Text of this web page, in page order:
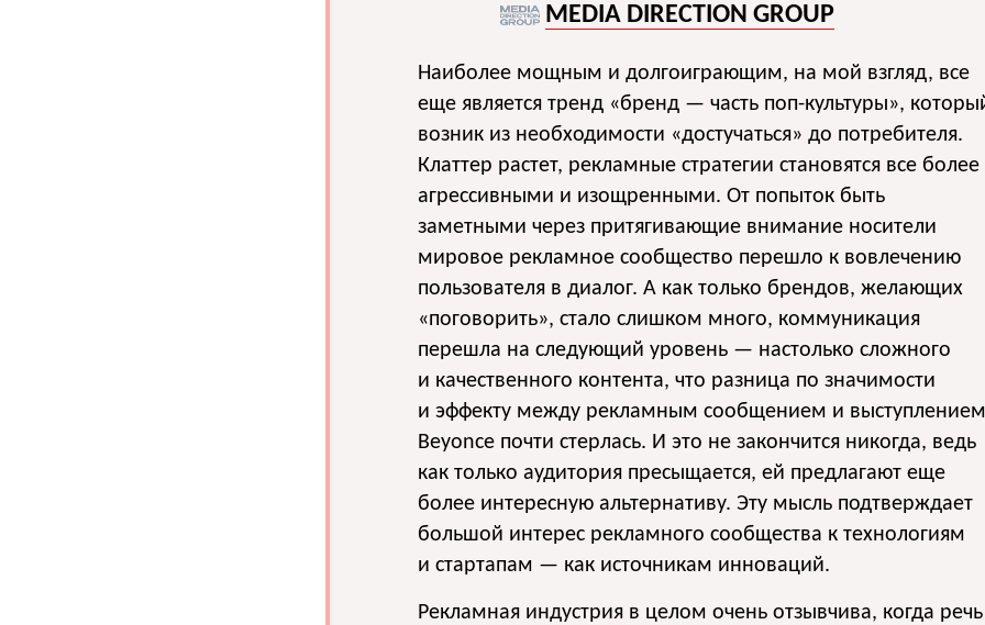
MEDIA DIRECTION GROUP
Наиболее мощным и долгоиграющим, на мой взгляд, все
еще является тренд «бренд — часть поп-культуры»,
возник из необходимости «достучаться» до потребителя.
Клаттер растет, рекламные стратегии становятся все более
агрессивными и изощренными. От попыток быть
заметными через притягивающие внимание носители
мировое рекламное сообщество перешло к вовлечению
пользователя в диалог. А как только брендов, желающих
«поговорить», стало слишком много, коммуникация
перешла на следующий уровень — настолько сложного
и качественного контента, что разница по значимости
и эффекту между рекламным сообщением и выступлением
Beyonce почти стерлась. И это не закончится никогда, ведь
как только аудитория пресыщается, ей предлагают еще
более интересную альтернативу. Эту мысль подтверждает
большой интерес рекламного сообщества к технологиям
и стартапам — как источникам инноваций.
Рекламная индустрия в целом очень отзывчива, когда речь